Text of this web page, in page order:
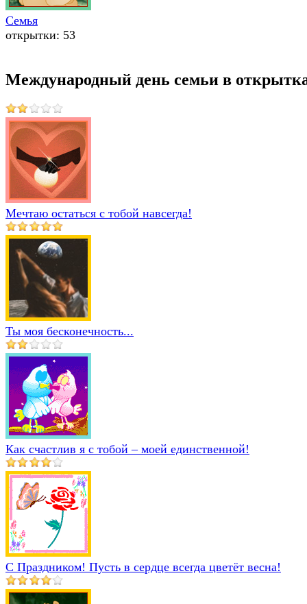
Семья
открытки: 53
Международный день семьи в
Мечтаю остаться с тобой навсегда!
Ты моя бесконечность...
Как счастлив я с тобой – моей единственной!
С Праздником! Пусть в сердце всегда цветёт весна!